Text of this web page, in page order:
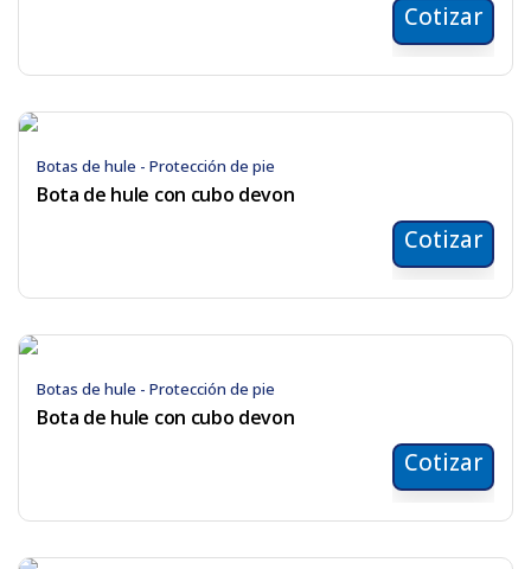
Cotizar
Botas de hule - Protección de pie
Bota de hule con cubo devon
Cotizar
Botas de hule - Protección de pie
Bota de hule con cubo devon
Cotizar